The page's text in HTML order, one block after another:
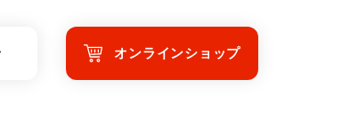
オンラインショップ